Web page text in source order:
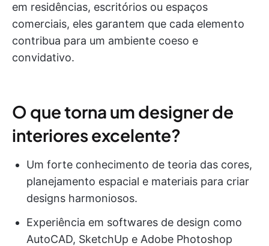
em residências, escritórios ou espaços
comerciais, eles garantem que cada elemento
contribua para um ambiente coeso e
convidativo.
O que torna um designer de
interiores excelente?
Um forte conhecimento de teoria das cores,
planejamento espacial e materiais para criar
designs harmoniosos.
Experiência em softwares de design como
AutoCAD, SketchUp e Adobe Photoshop